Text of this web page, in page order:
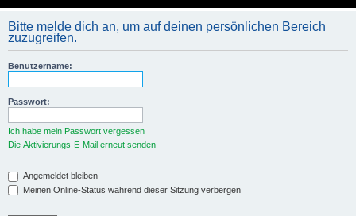
h
Bitte melde dich an, um auf deinen persönlichen Bereich
zuzugreifen.
Benutzername:
Passwort:
Ich habe mein Passwort vergessen
Die Aktivierungs-E-Mail erneut senden
Angemeldet bleiben
Meinen Online-Status während dieser Sitzung verbergen